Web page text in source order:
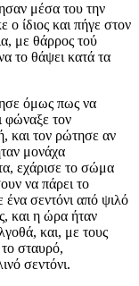
μέσα του την
ο ίδιος και πήγε στον
με θάρρος τού
το θάψει κατά τα
όμως πως να
φώναξε τον
και τον ρώτησε αν
μονάχα
εχάρισε το σώμα
να πάρει το
σεντόνι από ψιλό
και η ώρα ήταν
και, με τους
σταυρό,
σεντόνι.